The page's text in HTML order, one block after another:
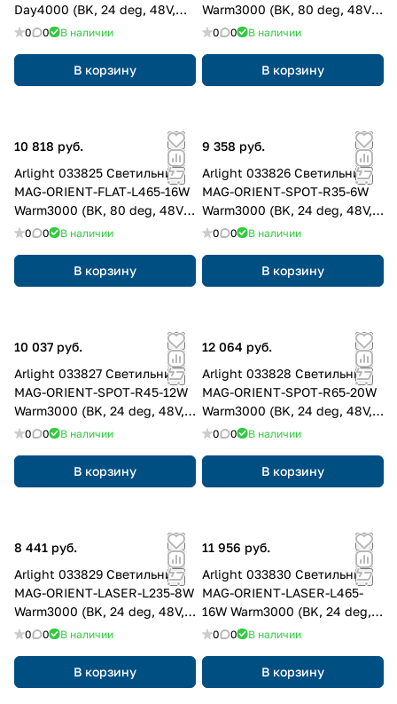
Day4000 (BK, 24 deg, 48V,
DALI) (Arlight, IP20 Металл, 3
0 0 В наличии
В корзину
Warm3000 (BK, 80 deg, 48V,
DALI) (Arlight, IP20 Металл, 3
0 0 В наличии
В корзину
10 818 руб.
Arlight 033825 Светильник
MAG-ORIENT-FLAT-L465-16W
Warm3000 (BK, 80 deg, 48V,
DALI) (Arlight, IP20 Металл, 3
0 0 В наличии
В корзину
9 358 руб.
Arlight 033826 Светильник
MAG-ORIENT-SPOT-R35-6W
Warm3000 (BK, 24 deg, 48V,
DALI) (Arlight, IP20 Металл, 3
0 0 В наличии
В корзину
10 037 руб.
Arlight 033827 Светильник
MAG-ORIENT-SPOT-R45-12W
Warm3000 (BK, 24 deg, 48V,
DALI) (Arlight, IP20 Металл, 3
0 0 В наличии
В корзину
12 064 руб.
Arlight 033828 Светильник
MAG-ORIENT-SPOT-R65-20W
Warm3000 (BK, 24 deg, 48V,
DALI) (Arlight, IP20 Металл, 3
0 0 В наличии
В корзину
8 441 руб.
Arlight 033829 Светильник
MAG-ORIENT-LASER-L235-8W
Warm3000 (BK, 24 deg, 48V,
DALI) (Arlight, IP20 Металл, 3
0 0 В наличии
В корзину
11 956 руб.
Arlight 033830 Светильник
MAG-ORIENT-LASER-L465-
16W Warm3000 (BK, 24 deg,
48V, DALI) (Arlight, IP20
0 0 В наличии
В корзину